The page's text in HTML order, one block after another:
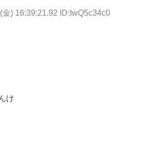
金) 16:39:21.92 ID:IwQ5c34c0
け